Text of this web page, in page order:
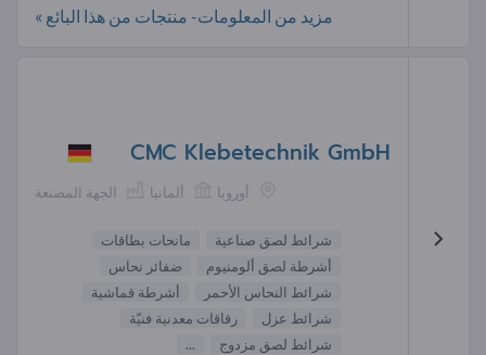
مزيد من المعلومات- منتجات من هذا البائع »
CMC Klebetechnik GmbH
الجهة المصنعة ألمانيا أوروبا
شرائط لصق صناعية
مانحات بطاقات
أشرطة لصق ألومنيوم
ضفائر نحاس
شرائط النحاس الأحمر
أشرطة قماشية
شرائط عزل
رقاقات معدنية فنيّة
شرائط لصق مزدوج
...